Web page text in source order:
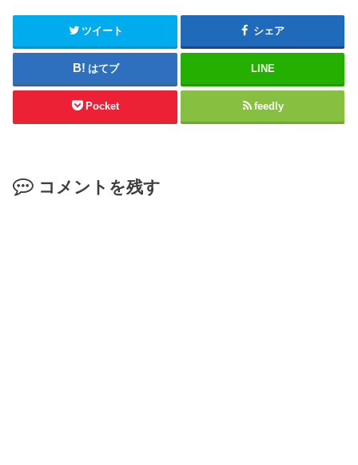
ツイート シェア
はてブ LINE
Pocket feedly
コメントを残す